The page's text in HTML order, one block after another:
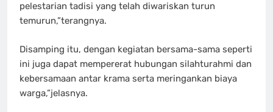
pelestarian tadisi yang telah diwariskan turun
temurun,”terangnya.
Disamping itu, dengan kegiatan bersama-sama seperti
ini juga dapat mempererat hubungan silahturahmi dan
kebersamaan antar krama serta meringankan biaya
warga,”jelasnya.